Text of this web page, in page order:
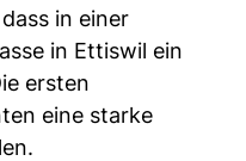
in einer
in Ettiswil ein
ersten
eine starke